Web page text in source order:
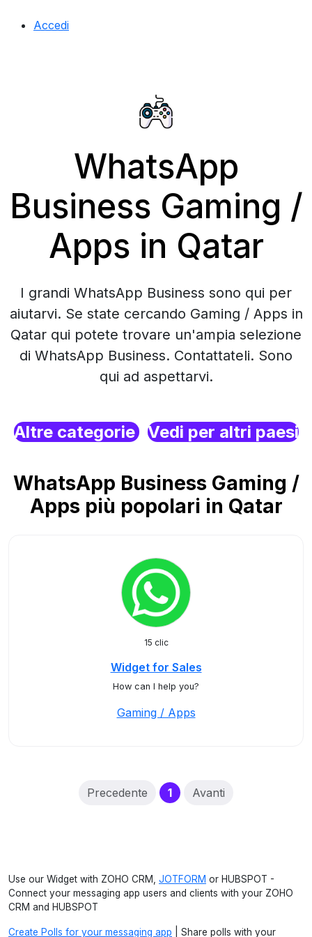
Accedi
WhatsApp
Business Gaming /
Apps in Qatar
I grandi WhatsApp Business sono qui per
aiutarvi. Se state cercando Gaming / Apps in
Qatar qui potete trovare un'ampia selezione
di WhatsApp Business. Contattateli. Sono
qui ad aspettarvi.
Altre categorie Vedi per altri paesi
WhatsApp Business Gaming /
Apps più popolari in Qatar
15 clic
Widget for Sales
How can I help you?
Gaming / Apps
Precedente 1(current)
Avanti
Use our Widget with ZOHO CRM, JOTFORM or HUBSPOT -
Connect your messaging app users and clients with your ZOHO
CRM and HUBSPOT
Create Polls for your messaging app | Share polls with your